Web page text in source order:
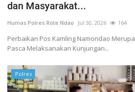
dan Masyarakat...
Humas Polres Rote Ndao Jul 30, 2026 164
Perbaikan Pos Kamling Namondao
Pasca Melaksanakan Kunjungan...
Polres